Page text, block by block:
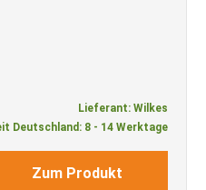
Lieferant: Wilkes
Deutschland: 8 - 14 Werktage
Zum Produkt